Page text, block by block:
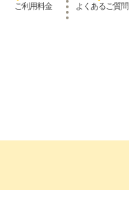
ご利用料金 よくあるご質問